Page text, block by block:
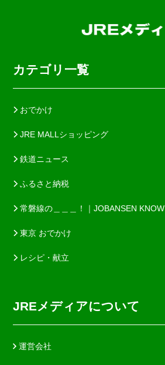
カテゴリ一覧
おでかけ
JRE MALLショッピング
鉄道ニュース
ふるさと納税
常磐線の＿＿＿！｜JOBANSEN KNOW
東京 おでかけ
レシピ・献立
JREメディアについて
運営会社